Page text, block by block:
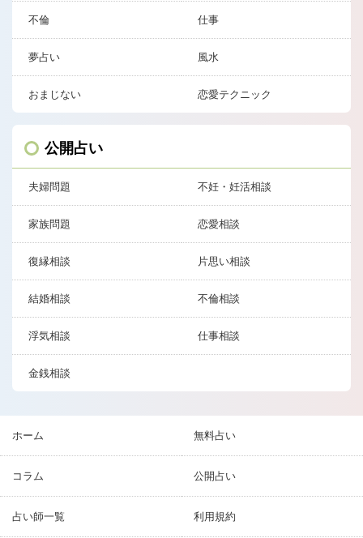
不倫 仕事
夢占い 風水
おまじない 恋愛テクニック
公開占い
夫婦問題 不妊・妊活相談
家族問題 恋愛相談
復縁相談 片思い相談
結婚相談 不倫相談
浮気相談 仕事相談
金銭相談
ホーム 無料占い
コラム 公開占い
占い師一覧 利用規約